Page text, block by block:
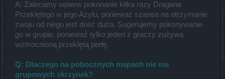
A: Zalecamy wpierw pokonanie kilka razy Dragana
Przeklętego w jego Azylu, ponieważ szansa na otrzymanie
zwoju od niego jest dość duża. Sugerujemy pokonywanie
go w grupie, ponieważ tylko jeden z graczy zużywa
wzmocnioną przeklętą perłę.
Q: Dlaczego na pobocznych mapach nie ma
grupowych skrzynek?